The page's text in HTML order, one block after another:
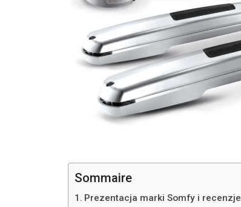
Sommaire
Prezentacja marki Somfy i recenzje